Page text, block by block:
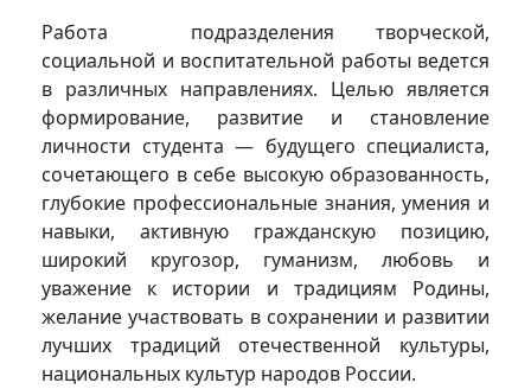
Работа подразделения творческой,
социальной и воспитательной работы ведется
в различных направлениях. Целью является
формирование, развитие и становление
личности студента — будущего специалиста,
сочетающего в себе высокую образованность,
глубокие профессиональные знания, умения и
навыки, активную гражданскую позицию,
широкий кругозор, гуманизм, любовь и
уважение к истории и традициям Родины,
желание участвовать в сохранении и развитии
лучших традиций отечественной культуры,
национальных культур народов России.